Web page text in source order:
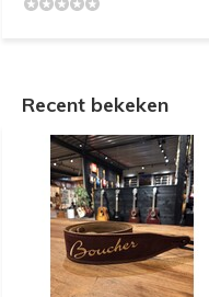
Recent bekeken